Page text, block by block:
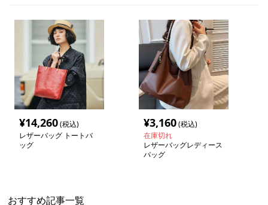
¥14,260(税込)
レザーバッグ トートバ
ッグ
¥3,160(税込)
在庫切れ
レザーバッグレディース
バッグ
おすすめ記事一覧